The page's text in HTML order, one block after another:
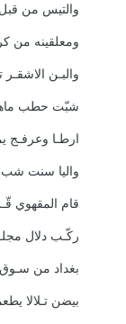
والتيس من
ومعلقينه من
والبـن الاشقـر
شبّت حطب
ارطـا وعرفـج
واليا سنت شب
قام المقهوي
ركّـب دلال
بغداد من سـوق
بيضن تـلالا